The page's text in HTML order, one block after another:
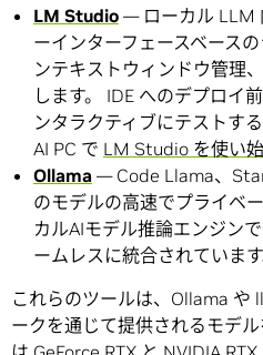
LM Studio — ローカル LLM
ーインターフェースベース
ンテキストウィンドウ管理
します。 IDE へのデプロイ
ンタラクティブにテストす
AI PC で LM Studio を使い
Ollama — Code Llama、
のモデルの高速でプライベ
カルAIモデル推論エンジン
ームレスに統合されています
これらのツールは、Ollama や
ークを通じて提供されるモデ